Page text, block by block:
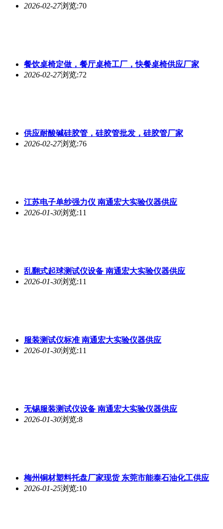
2026-02-27浏览:70
餐饮桌椅定做，餐厅桌椅工厂，快餐桌椅供应厂家
2026-02-27浏览:72
供应耐酸碱硅胶管，硅胶管批发，硅胶管厂家
2026-02-27浏览:76
江苏电子单纱强力仪 南通宏大实验仪器供应
2026-01-30浏览:11
乱翻式起球测试仪设备 南通宏大实验仪器供应
2026-01-30浏览:11
服装测试仪标准 南通宏大实验仪器供应
2026-01-30浏览:11
无锡服装测试仪设备 南通宏大实验仪器供应
2026-01-30浏览:8
梅州铜材塑料托盘厂家现货 东莞市能泰石油化工供应
2026-01-25浏览:10